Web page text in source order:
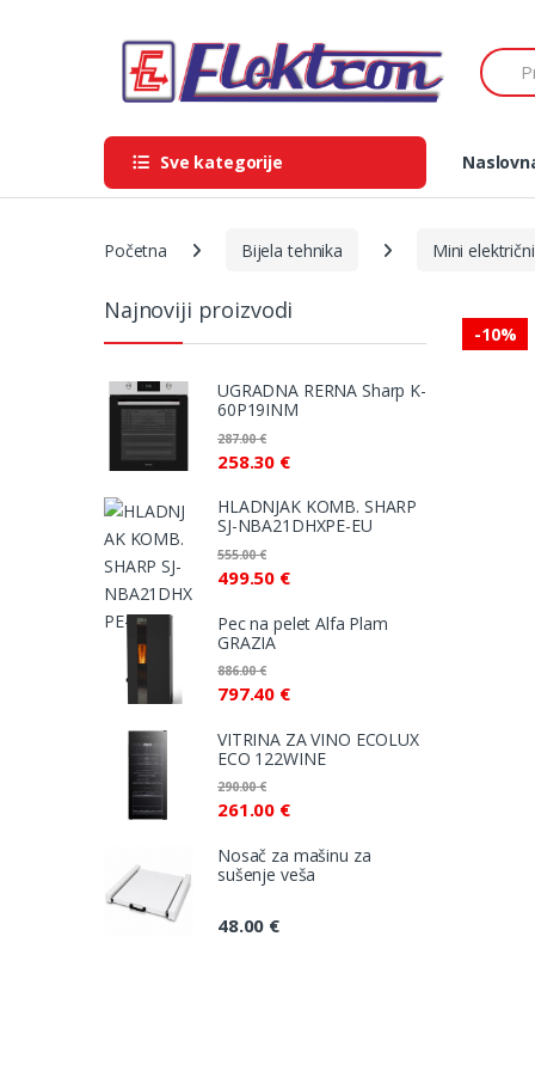
Sve kategorije
Početna Bijela tehnika Mini električni
-10%
Najnoviji proizvodi
UGRADNA RERNA Sharp K-
60P19INM
258.30 €
287.00€
HLADNJAK KOMB. SHARP
SJ-NBA21DHXPE-EU
499.50 €
555.00€
Pec na pelet Alfa Plam
GRAZIA
797.40 €
886.00€
VITRINA ZA VINO ECOLUX
ECO 122WINE
261.00 €
290.00€
Nosač za mašinu za
sušenje veša
48.00 €